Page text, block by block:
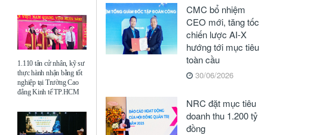
1.110 tân cử nhân, kỹ sư
thực hành nhận bằng tốt
nghiệp tại Trường Cao
đẳng Kinh tế TP.HCM
CMC bổ nhiệm
CEO mới, tăng tốc
chiến lược AI-X
hướng tới mục tiêu
toàn cầu
30/06/2026
NRC đặt mục tiêu
doanh thu 1.200 tỷ
đồng